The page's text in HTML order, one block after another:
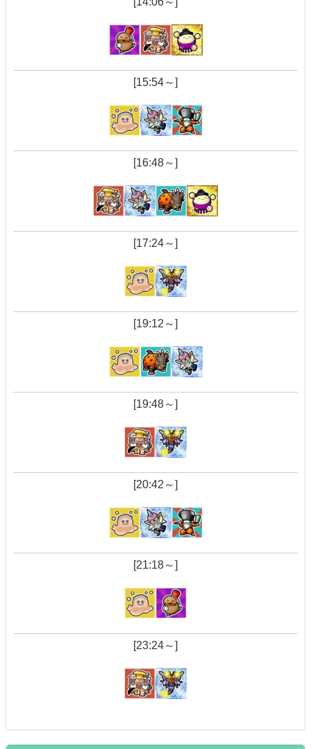
[15:54～]
[16:48～]
[17:24～]
[19:12～]
[19:48～]
[20:42～]
[21:18～]
[23:24～]